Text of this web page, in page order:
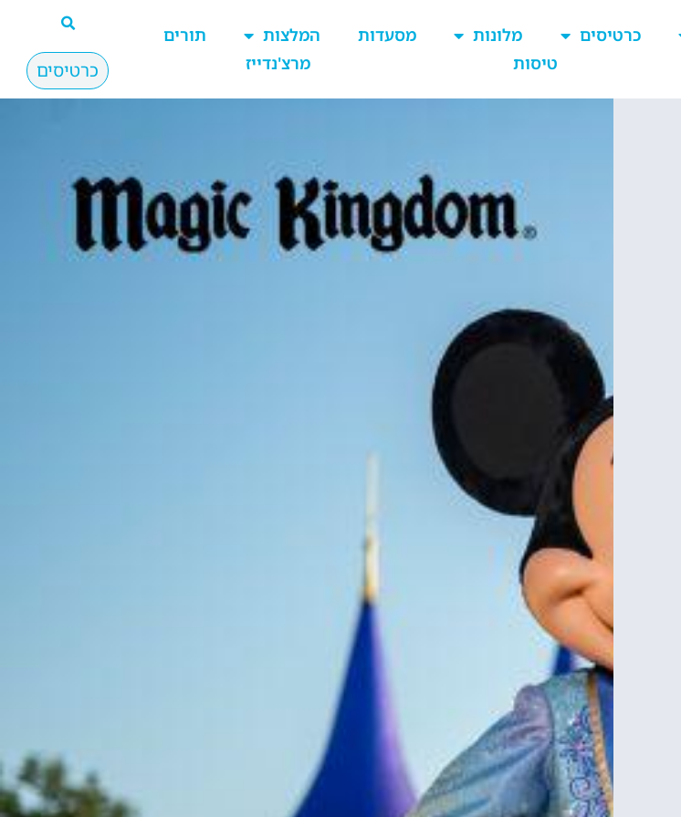
כרטיסים מלונות מסעדות המלצות
תורים
טיסות מרצ'נדייז כרטיסים